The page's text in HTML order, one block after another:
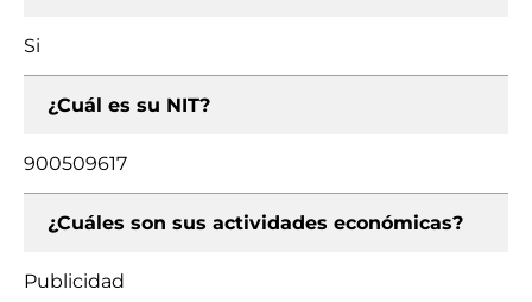
Si
¿Cuál es su NIT?
900509617
¿Cuáles son sus actividades económicas?
Publicidad